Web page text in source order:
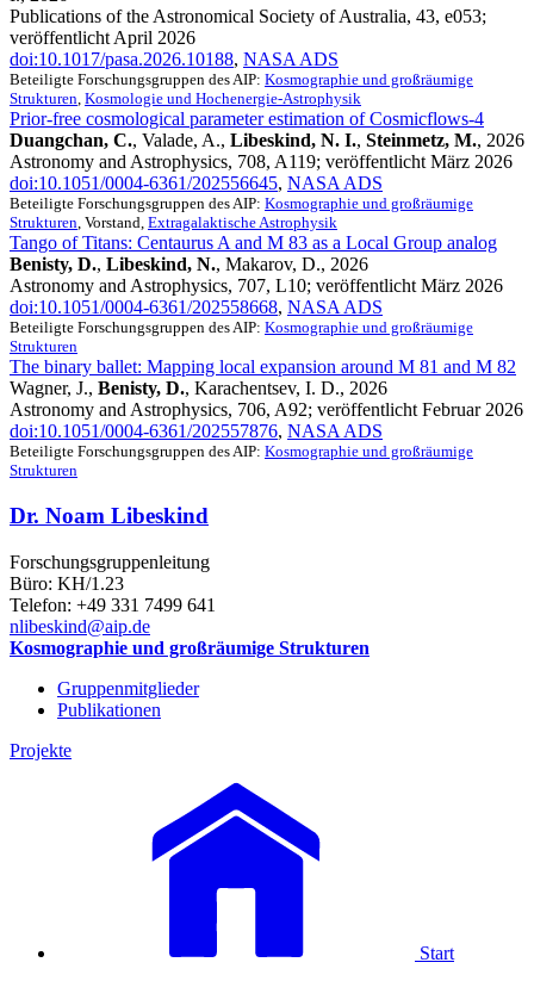
Publications of the Astronomical Society of Australia, 43, e053;
veröffentlicht April 2026
doi:10.1017/pasa.2026.10188, NASA ADS
Beteiligte Forschungsgruppen des AIP: Kosmographie und großräumige
Strukturen, Kosmologie und Hochenergie-Astrophysik
Prior-free cosmological parameter estimation of Cosmicflows-4
Duangchan, C., Valade, A., Libeskind, N. I., Steinmetz, M., 2026
Astronomy and Astrophysics, 708, A119; veröffentlicht März 2026
doi:10.1051/0004-6361/202556645, NASA ADS
Beteiligte Forschungsgruppen des AIP: Kosmographie und großräumige
Strukturen, Vorstand, Extragalaktische Astrophysik
Tango of Titans: Centaurus A and M 83 as a Local Group analog
Benisty, D., Libeskind, N., Makarov, D., 2026
Astronomy and Astrophysics, 707, L10; veröffentlicht März 2026
doi:10.1051/0004-6361/202558668, NASA ADS
Beteiligte Forschungsgruppen des AIP: Kosmographie und großräumige
Strukturen
The binary ballet: Mapping local expansion around M 81 and M 82
Wagner, J., Benisty, D., Karachentsev, I. D., 2026
Astronomy and Astrophysics, 706, A92; veröffentlicht Februar 2026
doi:10.1051/0004-6361/202557876, NASA ADS
Beteiligte Forschungsgruppen des AIP: Kosmographie und großräumige
Strukturen
Dr. Noam Libeskind
Forschungsgruppenleitung
Büro: KH/1.23
Telefon: +49 331 7499 641
nlibeskind@aip.de
Kosmographie und großräumige Strukturen
Gruppenmitglieder
Publikationen
Projekte
Start